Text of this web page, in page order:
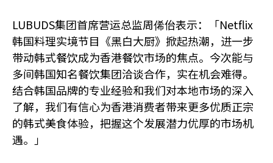
LUBUDS集团首席营运总监周俙佁表示：「Netflix
韩国料理实境节目《黑白大厨》掀起热潮，进一步
带动韩式餐饮成为香港餐饮市场的焦点。今次能与
多间韩国知名餐饮集团洽谈合作，实在机会难得。
结合韩国品牌的专业经验和我们对本地市场的深入
了解，我们有信心为香港消费者带来更多优质正宗
的韩式美食体验，把握这个发展潜力优厚的市场机
遇。」